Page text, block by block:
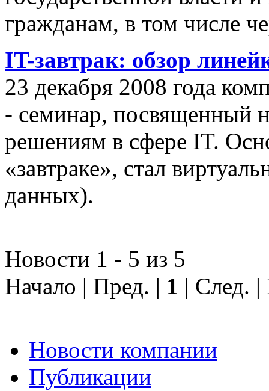
гражданам, в том числе
IT-завтрак: обзор
23 декабря 2008 года
- семинар, посвященный
решениям в сфере IT.
«завтраке», стал
данных).
Новости 1 - 5 из 5
Начало | Пред. | 1 | След.
Новости компании
Публикации